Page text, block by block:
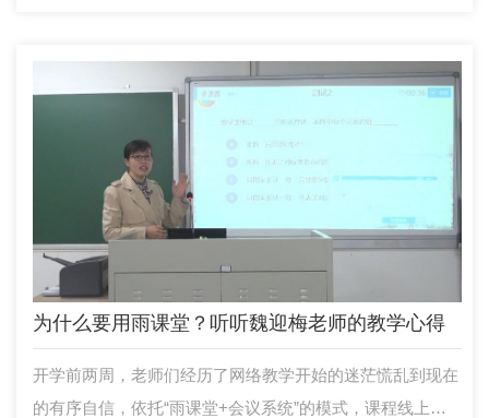
为什么要用雨课堂？听听魏迎梅老师的教学心得
开学前两周，老师们经历了网络教学开始的迷茫慌乱到现在
的有序自信，依托“雨课堂+会议系统”的模式，课程线上教